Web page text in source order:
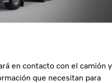
en contacto con el camión y
que necesitan para